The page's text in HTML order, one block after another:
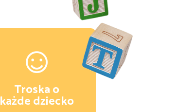
Troska o
każde dziecko